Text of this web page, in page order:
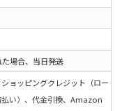
場合、当日発送
ョッピングクレジット（ロー
い）、代金引換、Amazon